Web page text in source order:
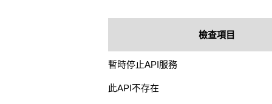
檢查項目
暫時停止API服務
此API不存在